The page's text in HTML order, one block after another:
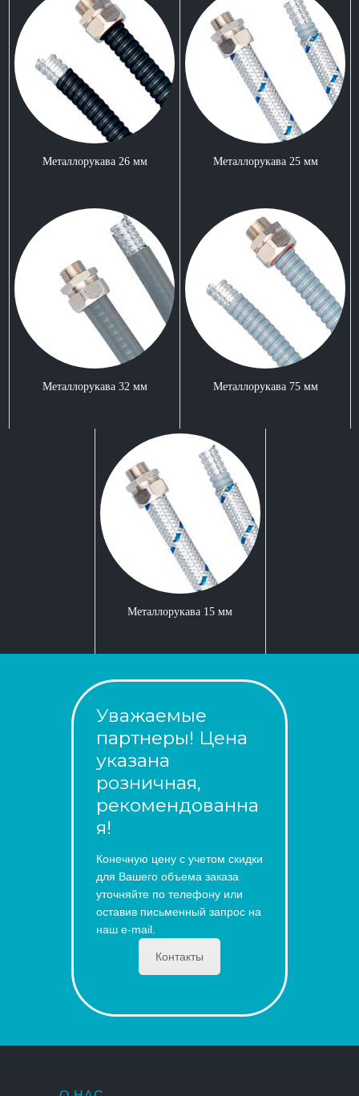
Металлорукава 26 мм Металлорукава 25 мм
Металлорукава 32 мм Металлорукава 75 мм
Металлорукава 15 мм
Уважаемые
партнеры! Цена
указана
розничная,
рекомендованна
я!
Конечную цену с учетом скидки
для Вашего объема заказа
уточняйте по телефону или
оставив письменный запрос на
наш e-mail.
Контакты